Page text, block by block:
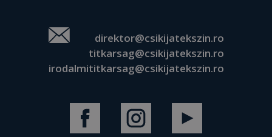
direktor@csikijatekszin.ro
titkarsag@csikijatekszin.ro
irodalmititkarsag@csikijatekszin.ro